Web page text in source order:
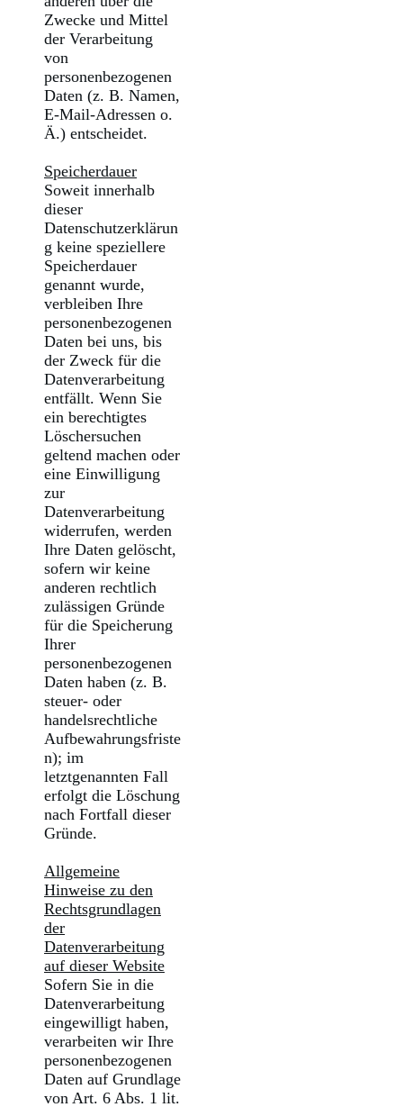
Zwecke und Mittel
der Verarbeitung
von
personenbezogenen
Daten (z. B. Namen,
E-Mail-Adressen o.
Ä.) entscheidet.
Speicherdauer
Soweit innerhalb
dieser
Datenschutzerklärun
g keine speziellere
Speicherdauer
genannt wurde,
verbleiben Ihre
personenbezogenen
Daten bei uns, bis
der Zweck für die
Datenverarbeitung
entfällt. Wenn Sie
ein berechtigtes
Löschersuchen
geltend machen oder
eine Einwilligung
zur
Datenverarbeitung
widerrufen, werden
Ihre Daten gelöscht,
sofern wir keine
anderen rechtlich
zulässigen Gründe
für die Speicherung
Ihrer
personenbezogenen
Daten haben (z. B.
steuer- oder
handelsrechtliche
Aufbewahrungsfriste
n); im
letztgenannten Fall
erfolgt die Löschung
nach Fortfall dieser
Gründe.
Allgemeine
Hinweise zu den
Rechtsgrundlagen
der
Datenverarbeitung
auf dieser Website
Sofern Sie in die
Datenverarbeitung
eingewilligt haben,
verarbeiten wir Ihre
personenbezogenen
Daten auf Grundlage
von Art. 6 Abs. 1 lit.